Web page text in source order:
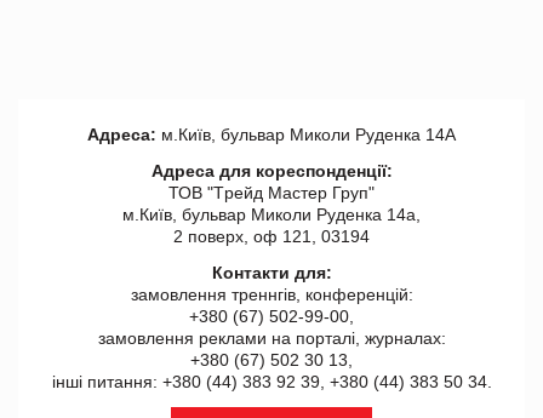
Адреса: м.Київ, бульвар Миколи Руденка 14А
Адреса для кореспонденції:
ТОВ "Tрейд Мастер Груп"
м.Київ, бульвар Миколи Руденка 14а,
2 поверх, оф 121, 03194
Контакти для:
замовлення треннгів, конференцій:
+380 (67) 502-99-00,
замовлення реклами на порталі, журналах:
+380 (67) 502 30 13,
інші питання: +380 (44) 383 92 39, +380 (44) 383 50 34.